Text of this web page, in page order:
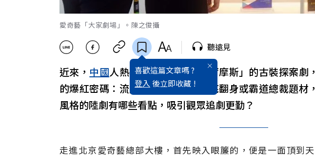
愛奇藝「大家劇場」。陳之俊攝
喜歡這篇文章嗎 ?
登入 後立即收藏 !
聽遠見
近來， 中國人熱衷於一部「唐朝福爾摩斯」的古裝探案劇
的爆紅密碼：流量明星加女主角谷底翻身或霸道總裁題材
風格的陸劇有哪些看點，吸引觀眾追劇更勤？
走進北京愛奇藝總部大樓，首先映入眼簾的，便是一面頂到